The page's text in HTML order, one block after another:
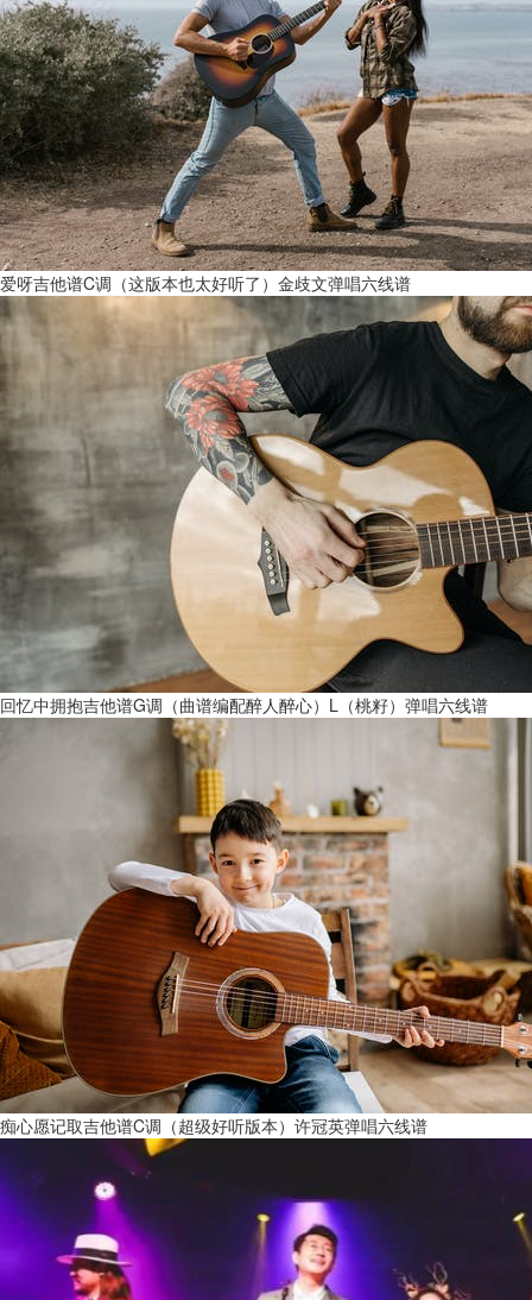
爱呀吉他谱C调（这版本也太好听了）金歧文弹唱六线谱
回忆中拥抱吉他谱G调（曲谱编配醉人醉心）L（桃籽）弹唱六线谱
痴心愿记取吉他谱C调（超级好听版本）许冠英弹唱六线谱